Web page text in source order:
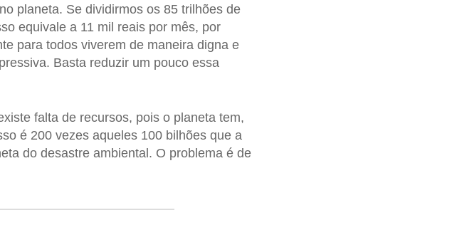
planeta. Se dividirmos os 85 trilhões de
equivale a 11 mil reais por mês, por
para todos viverem de maneira digna e
Basta reduzir um pouco essa
falta de recursos, pois o planeta tem,
é 200 vezes aqueles 100 bilhões que a
do desastre ambiental. O problema é de